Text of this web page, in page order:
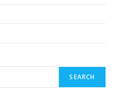
SEARCH